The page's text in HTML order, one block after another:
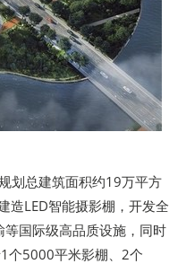
划总建筑面积约19万平方
造LED智能摄影棚，开发全
国际级高品质设施，同时
个5000平米影棚、2个